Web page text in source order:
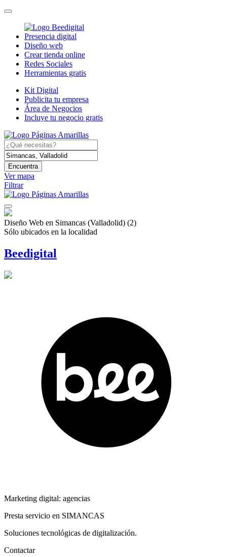
Presencia digital
Diseño web
Crear tienda online
Redes Sociales
Herramientas gratis
Kit Digital
Publicita tu empresa
Área de Negocios
Incluye tu negocio gratis
Encuentra
Ver mapa
Filtrar
Diseño Web en Simancas (Valladolid) (2)
Sólo ubicados en la localidad
Beedigital
Marketing digital: agencias
Presta servicio en SIMANCAS
Soluciones tecnológicas de digitalización.
Contactar